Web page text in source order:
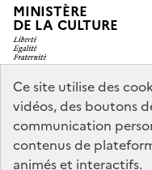
Ce site utilise des
vidéos, des boutons
communication
contenus de
animés et interactifs.
MINISTÈRE
DE LA CULTURE
legifrance.gouv.fr
service-public.gouv.fr